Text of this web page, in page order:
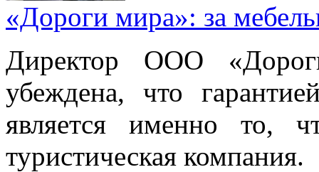
«Дороги мира»: за
Директор ООО
убеждена, что
является именно то,
туристическая компания.